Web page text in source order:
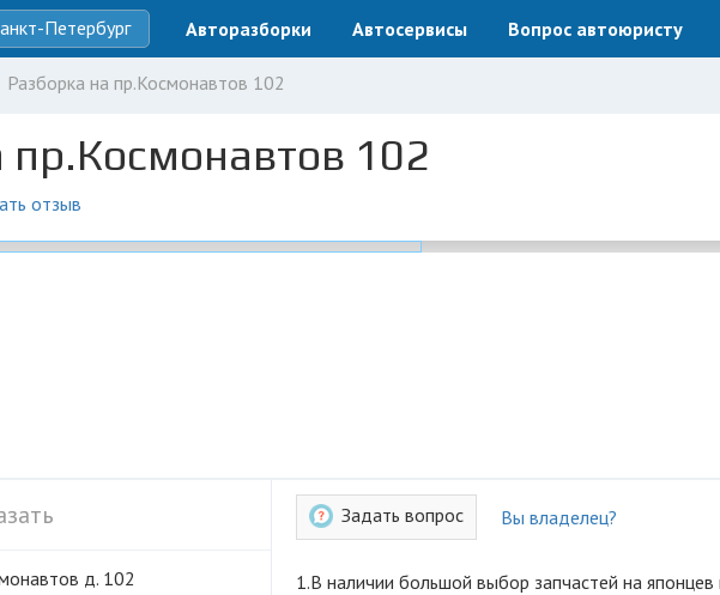
Петербург Авторазборки Автосервисы Вопрос автоюристу
Разборка на пр.Космонавтов 102
пр.Космонавтов 102
отзыв
д. 102
Задать вопрос Вы владелец?
1.В наличии большой выбор запчастей на японцев и